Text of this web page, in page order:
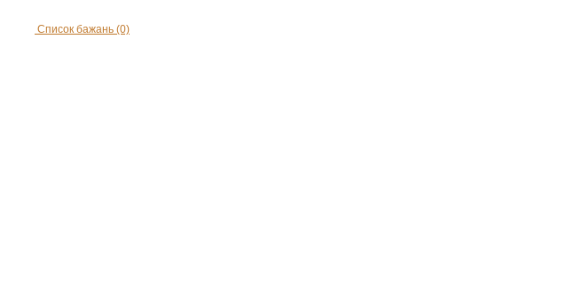
Список бажань (0)